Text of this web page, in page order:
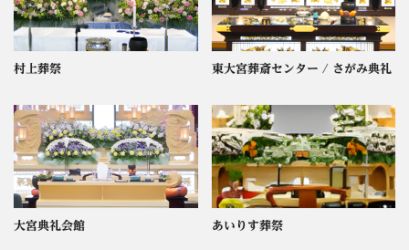
村上葬祭 東大宮葬斎センター / さがみ典礼
大宮典礼会館 あいりす葬祭